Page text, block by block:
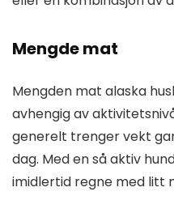
Mengde mat
Mengden mat alaska
avhengig av
generelt trenger vekt
dag. Med en så aktiv
imidlertid regne med litt